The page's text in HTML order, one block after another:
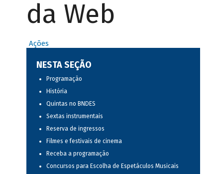
da Web
Ações
NESTA SEÇÃO
Programação
História
Quintas no BNDES
Sextas instrumentais
Reserva de ingressos
Filmes e festivais de cinema
Receba a programação
Concursos para Escolha de Espetáculos Musicais